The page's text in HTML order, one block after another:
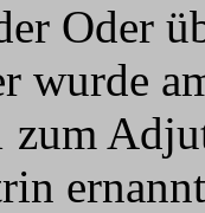
Oder
wurde
zum